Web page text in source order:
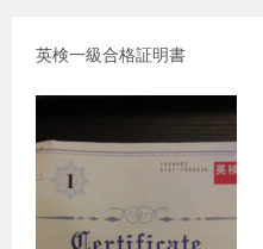
英検一級合格証明書